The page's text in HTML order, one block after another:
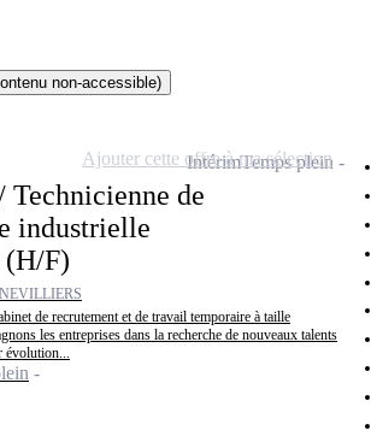
non-accessible)
Technicienne de
industrielle
(H/F)
de recrutement et de travail temporaire à taille
les entreprises dans la recherche de nouveaux talents
IntérimTemps plein
Ajouter cette offre à ma sélection